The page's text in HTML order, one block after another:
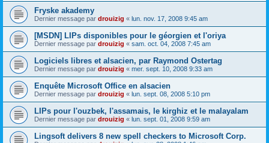
Fryske akademy
Dernier message par drouizig « lun. nov. 17, 2008 9:45 am
[MSDN] LIPs disponibles pour le géorgien et l'oriya
Dernier message par drouizig « sam. oct. 04, 2008 7:45 am
Logiciels libres et alsacien, par Raymond Ostertag
Dernier message par drouizig « mer. sept. 10, 2008 9:33 am
Enquête Microsoft Office en alsacien
Dernier message par drouizig « lun. sept. 08, 2008 5:10 pm
LIPs pour l'ouzbek, l'assamais, le kirghiz et le malayalam
Dernier message par drouizig « lun. sept. 01, 2008 9:59 am
Lingsoft delivers 8 new spell checkers to Microsoft Corp.